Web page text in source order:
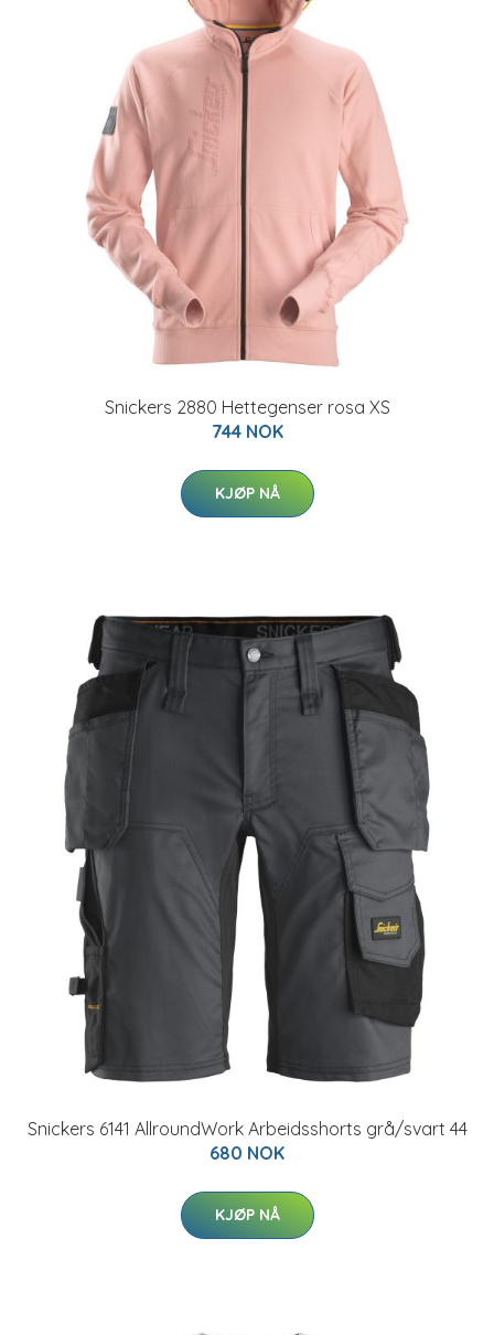
Snickers 2880 Hettegenser rosa XS
744 NOK
KJØP NÅ
Snickers 6141 AllroundWork Arbeidsshorts grå/svart 44
680 NOK
KJØP NÅ